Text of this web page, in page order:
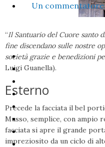
Un commentatore
“Il Santuario del Cuore santo
fine discendano sulle nostre
società grazie e benedizioni
Luigi Guanella).
Esterno
Precede la facciata il bel
Musso, semplice, con ampio
facciata si apre il grande
impreziosito da un ciclo di